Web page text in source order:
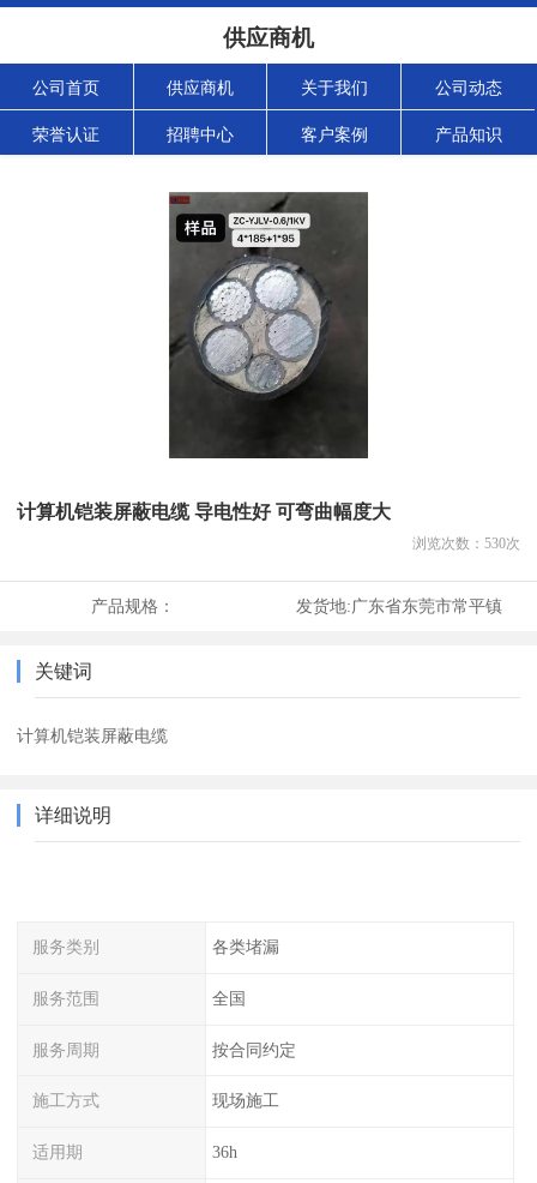
供应商机
公司首页 供应商机 关于我们 公司动态
荣誉认证 招聘中心 客户案例 产品知识
计算机铠装屏蔽电缆 导电性好 可弯曲幅度大
浏览次数： 530次
产品规格： 发货地:广东省东莞市常平镇
关键词
计算机铠装屏蔽电缆
详细说明
服务类别 各类堵漏
服务范围 全国
服务周期 按合同约定
施工方式 现场施工
适用期 36h